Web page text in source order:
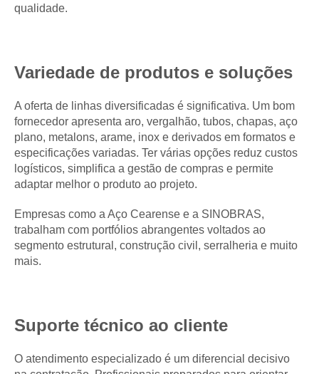
qualidade.
Variedade de produtos e soluções
A oferta de linhas diversificadas é significativa. Um bom
fornecedor apresenta aro, vergalhão, tubos, chapas, aço
plano, metalons, arame, inox e derivados em formatos e
especificações variadas. Ter várias opções reduz custos
logísticos, simplifica a gestão de compras e permite
adaptar melhor o produto ao projeto.
Empresas como a Aço Cearense e a SINOBRAS,
trabalham com portfólios abrangentes voltados ao
segmento estrutural, construção civil, serralheria e muito
mais.
Suporte técnico ao cliente
O atendimento especializado é um diferencial decisivo